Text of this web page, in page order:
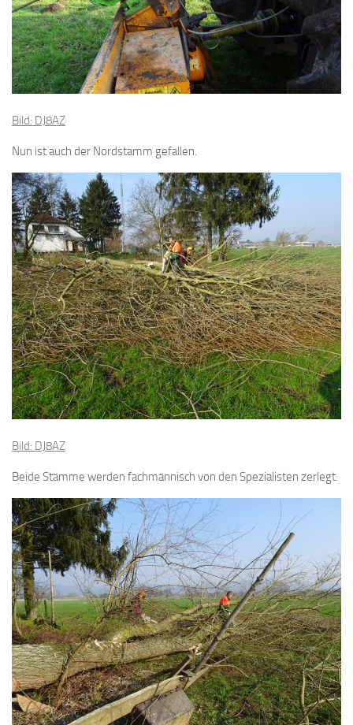
Bild: DJ8AZ
Nun ist auch der Nordstamm gefallen.
Bild: DJ8AZ
Beide Stämme werden fachmännisch von den Spezialisten zerlegt.